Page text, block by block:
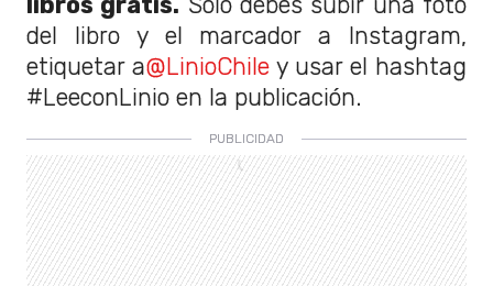
del libro y el marcador a Instagram,
etiquetar a@LinioChile y usar el hashtag
#LeeconLinio en la publicación.